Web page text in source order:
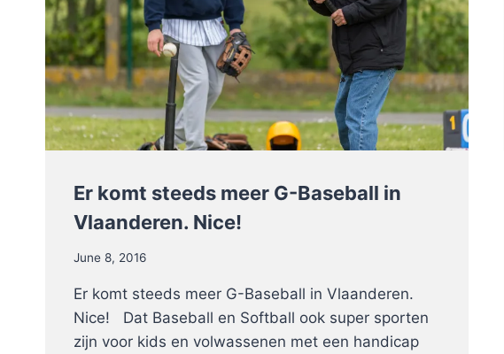
Er komt steeds meer G-Baseball in
Vlaanderen. Nice!
June 8, 2016
Er komt steeds meer G-Baseball in Vlaanderen.
Nice! Dat Baseball en Softball ook super sporten
zijn voor kids en volwassenen met een handicap